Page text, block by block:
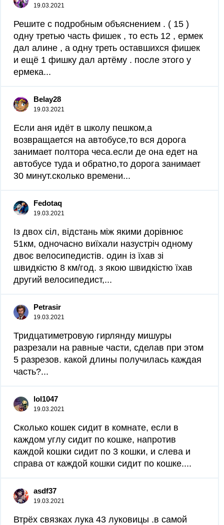
19.03.2021
Решите с подробным объяснением . ( 15 )
одну третью часть фишек , то есть 12 , ермек
дал алине , а одну треть оставшихся фишек
и ещё 1 фишку дал артёму . после этого у
ермека...
Belay28
19.03.2021
Если аня идёт в школу пешком,а
возвращается на автобусе,то вся дорога
занимает полтора чеса.если де она едет на
автобусе туда и обратно,то дорога занимает
30 минут.сколько времени...
Fedotaq
19.03.2021
Із двох сіл, відстань між якими дорівнює
51км, одночасно виїхали назустріч одному
двоє велосипедистів. один із їхав зі
швидкістю 8 км/год. з якою швидкістю їхав
другий велосипедист,...
Petrasir
19.03.2021
Тридцатиметровую гирлянду мишуры
разрезали на равные части, сделав при этом
5 разрезов. какой длины получилась каждая
часть?...
lol1047
19.03.2021
Сколько кошек сидит в комнате, если в
каждом углу сидит по кошке, напротив
каждой кошки сидит по 3 кошки, и слева и
справа от каждой кошки сидит по кошке....
asdf37
19.03.2021
Втрёх связках лука 43 луковицы .в самой